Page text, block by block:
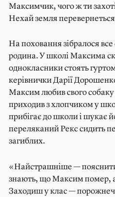
Максимчик, чого ж ти
Нехай земля
На поховання зібралося
родина. У школі Максима
однокласники стоять
керівнички Дарії
Максим любив свого собаку
приходив з хлопчиком у
прибігає до школи і шукає
переляканий Рекс сидить
загиблих.
«Найстрашніше —
знають, що Максим помер,
Заходиш у клас —